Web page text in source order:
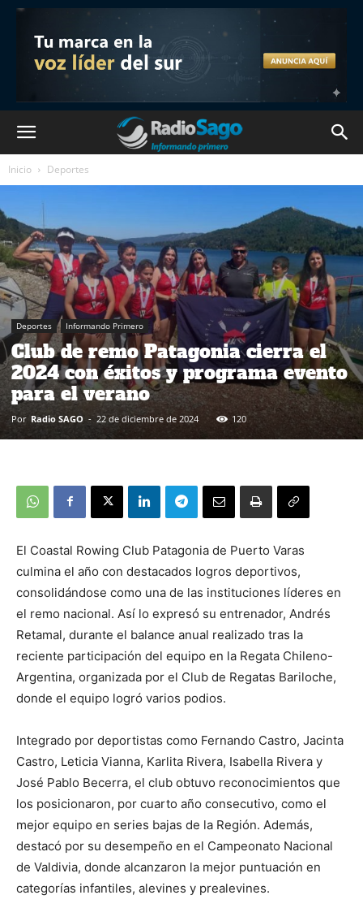
Inicio Deportes
Deportes Informando Primero
Club de remo Patagonia cierra el
2024 con éxitos y programa evento
para el verano
Por Radio SAGO - 22 de diciembre de 2024 120
El Coastal Rowing Club Patagonia de Puerto Varas
culmina el año con destacados logros deportivos,
consolidándose como una de las instituciones líderes en
el remo nacional. Así lo expresó su entrenador, Andrés
Retamal, durante el balance anual realizado tras la
reciente participación del equipo en la Regata Chileno-
Argentina, organizada por el Club de Regatas Bariloche,
donde el equipo logró varios podios.
Integrado por deportistas como Fernando Castro, Jacinta
Castro, Leticia Vianna, Karlita Rivera, Isabella Rivera y
José Pablo Becerra, el club obtuvo reconocimientos que
los posicionaron, por cuarto año consecutivo, como el
mejor equipo en series bajas de la Región. Además,
destacó por su desempeño en el Campeonato Nacional
de Valdivia, donde alcanzaron la mejor puntuación en
categorías infantiles, alevines y prealevines.